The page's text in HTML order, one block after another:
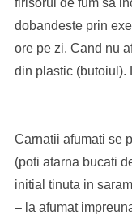
firisorul de fum sa
dobandeste prin
ore pe zi. Cand nu
din plastic (butoiul).
Carnatii afumati se
(poti atarna bucati
initial tinuta in
– la afumat